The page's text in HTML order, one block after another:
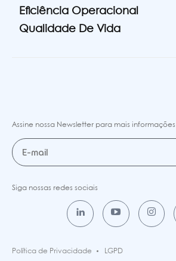
Eficiência Operacional
Qualidade De Vida
Assine nossa Newsletter para mais informações
Siga nossas redes sociais
Política de Privacidade LGPD